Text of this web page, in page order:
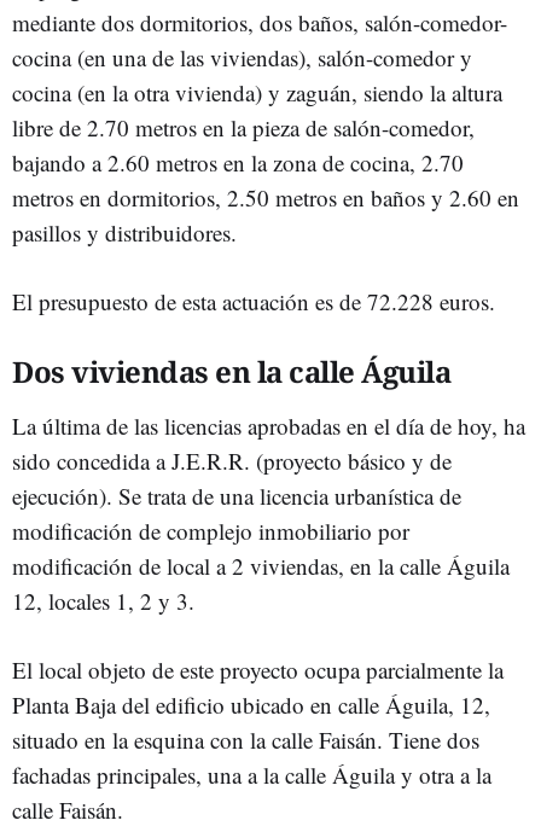
mediante dos dormitorios, dos baños, salón-comedor-
cocina (en una de las viviendas), salón-comedor y
cocina (en la otra vivienda) y zaguán, siendo la altura
libre de 2.70 metros en la pieza de salón-comedor,
bajando a 2.60 metros en la zona de cocina, 2.70
metros en dormitorios, 2.50 metros en baños y 2.60 en
pasillos y distribuidores.
El presupuesto de esta actuación es de 72.228 euros.
Dos viviendas en la calle Águila
La última de las licencias aprobadas en el día de hoy, ha
sido concedida a J.E.R.R. (proyecto básico y de
ejecución). Se trata de una licencia urbanística de
modificación de complejo inmobiliario por
modificación de local a 2 viviendas, en la calle Águila
12, locales 1, 2 y 3.
El local objeto de este proyecto ocupa parcialmente la
Planta Baja del edificio ubicado en calle Águila, 12,
situado en la esquina con la calle Faisán. Tiene dos
fachadas principales, una a la calle Águila y otra a la
calle Faisán.